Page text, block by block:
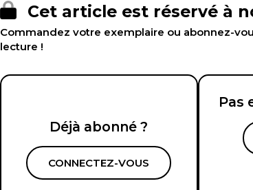
Cet article est réservé à
Commandez votre exemplaire ou abonnez-
lecture !
Déjà abonné ?
CONNECTEZ-VOUS
Pas